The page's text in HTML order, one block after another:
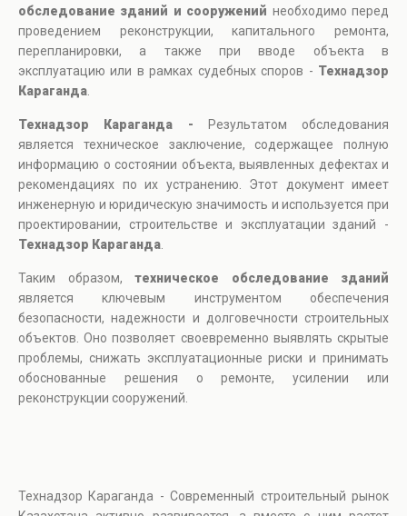
обследование зданий и сооружений необходимо перед
проведением реконструкции, капитального ремонта,
перепланировки, а также при вводе объекта в
эксплуатацию или в рамках судебных споров - Технадзор
Караганда
Технадзор Караганда -
Результатом обследования
является техническое заключение, содержащее полную
информацию о состоянии объекта, выявленных дефектах и
рекомендациях по их устранению. Этот документ имеет
инженерную и юридическую значимость и используется при
проектировании, строительстве и эксплуатации зданий -
Технадзор Караганда
Таким образом, техническое обследование зданий
является ключевым инструментом обеспечения
безопасности, надежности и долговечности строительных
объектов. Оно позволяет своевременно выявлять скрытые
проблемы, снижать эксплуатационные риски и принимать
обоснованные решения о ремонте, усилении или
реконструкции сооружений.
Технадзор Караганда - Современный строительный рынок